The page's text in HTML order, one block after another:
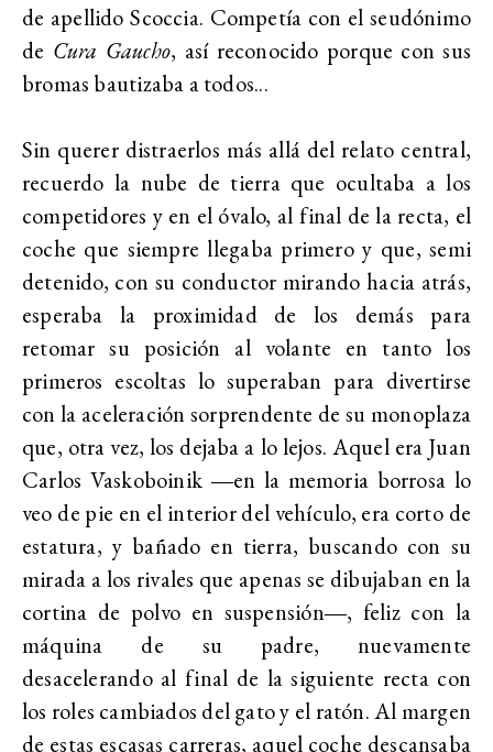
de apellido Scoccia. Competía con el seudónimo
de Cura Gaucho, así reconocido porque con sus
bromas bautizaba a todos...
Sin querer distraerlos más allá del relato central,
recuerdo la nube de tierra que ocultaba a los
competidores y en el óvalo, al final de la recta, el
coche que siempre llegaba primero y que, semi
detenido, con su conductor mirando hacia atrás,
esperaba la proximidad de los demás para
retomar su posición al volante en tanto los
primeros escoltas lo superaban para divertirse
con la aceleración sorprendente de su monoplaza
que, otra vez, los dejaba a lo lejos. Aquel era Juan
Carlos Vaskoboinik ―en la memoria borrosa lo
veo de pie en el interior del vehículo, era corto de
estatura, y bañado en tierra, buscando con su
mirada a los rivales que apenas se dibujaban en la
cortina de polvo en suspensión―, feliz con la
máquina de su padre, nuevamente
desacelerando al final de la siguiente recta con
los roles cambiados del gato y el ratón. Al margen
de estas escasas carreras, aquel coche descansaba